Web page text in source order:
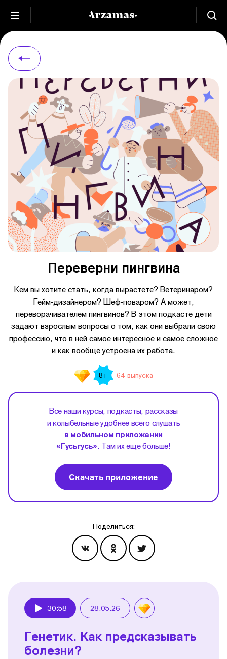
Переверни пингвина
Кем вы хотите стать, когда вырастете? Ветеринаром?
Гейм-дизайнером? Шеф-поваром? А может,
переворачивателем пингвинов? В этом подкасте дети
задают взрослым вопросы о том, как они выбрали свою
профессию, что в ней самое интересное и самое сложное
и как вообще устроена их работа.
8+ 64 выпуска
Все наши курсы, подкасты, рассказы
и колыбельные удобнее всего слушать
в мобильном приложении
«Гусьгусь». Там их еще больше!
Скачать приложение
Поделиться:
30:58 28.05.26
Генетик. Как предсказывать
болезни?